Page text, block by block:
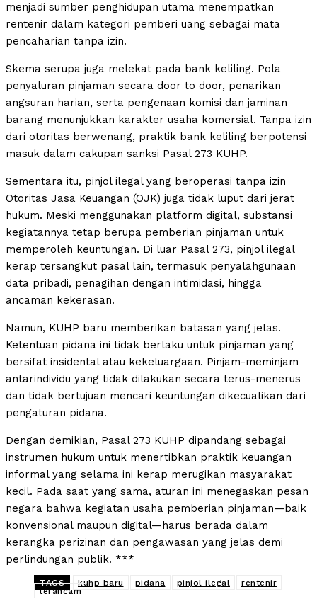
menjadi sumber penghidupan utama menempatkan
rentenir dalam kategori pemberi uang sebagai mata
pencaharian tanpa izin.
Skema serupa juga melekat pada bank keliling. Pola
penyaluran pinjaman secara door to door, penarikan
angsuran harian, serta pengenaan komisi dan jaminan
barang menunjukkan karakter usaha komersial. Tanpa izin
dari otoritas berwenang, praktik bank keliling berpotensi
masuk dalam cakupan sanksi Pasal 273 KUHP.
Sementara itu, pinjol ilegal yang beroperasi tanpa izin
Otoritas Jasa Keuangan (OJK) juga tidak luput dari jerat
hukum. Meski menggunakan platform digital, substansi
kegiatannya tetap berupa pemberian pinjaman untuk
memperoleh keuntungan. Di luar Pasal 273, pinjol ilegal
kerap tersangkut pasal lain, termasuk penyalahgunaan
data pribadi, penagihan dengan intimidasi, hingga
ancaman kekerasan.
Namun, KUHP baru memberikan batasan yang jelas.
Ketentuan pidana ini tidak berlaku untuk pinjaman yang
bersifat insidental atau kekeluargaan. Pinjam-meminjam
antarindividu yang tidak dilakukan secara terus-menerus
dan tidak bertujuan mencari keuntungan dikecualikan dari
pengaturan pidana.
Dengan demikian, Pasal 273 KUHP dipandang sebagai
instrumen hukum untuk menertibkan praktik keuangan
informal yang selama ini kerap merugikan masyarakat
kecil. Pada saat yang sama, aturan ini menegaskan pesan
negara bahwa kegiatan usaha pemberian pinjaman—baik
konvensional maupun digital—harus berada dalam
kerangka perizinan dan pengawasan yang jelas demi
perlindungan publik. ***
TAGS kuhp baru pidana pinjol ilegal
rentenir
terancam